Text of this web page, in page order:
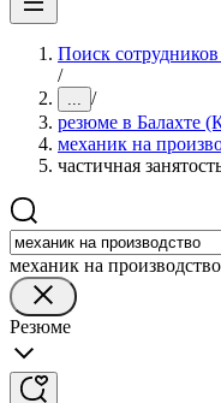
Поиск
/
... /
резюме в Балахте
механик на
частичная
механик на производство
Резюме